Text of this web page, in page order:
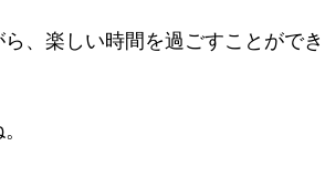
、楽しい時間を過ごすことができ